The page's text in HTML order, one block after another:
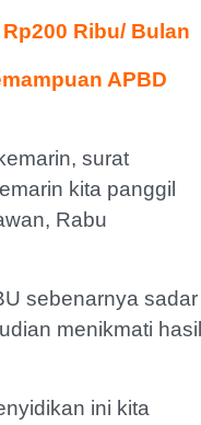
Ribu/ Bulan
APBD
surat
kita panggil
Rabu
sebenarnya sadar
menikmati hasil
ini kita